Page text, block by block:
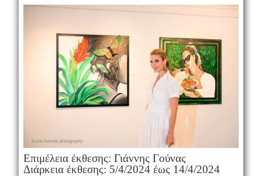
Επιμέλεια έκθεσης: Γιάννης Γούνας
Διάρκεια έκθεσης: 5/4/2024 έως 14/4/2024